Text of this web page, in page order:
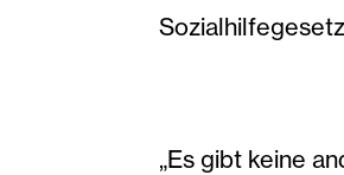
„Es gibt keine